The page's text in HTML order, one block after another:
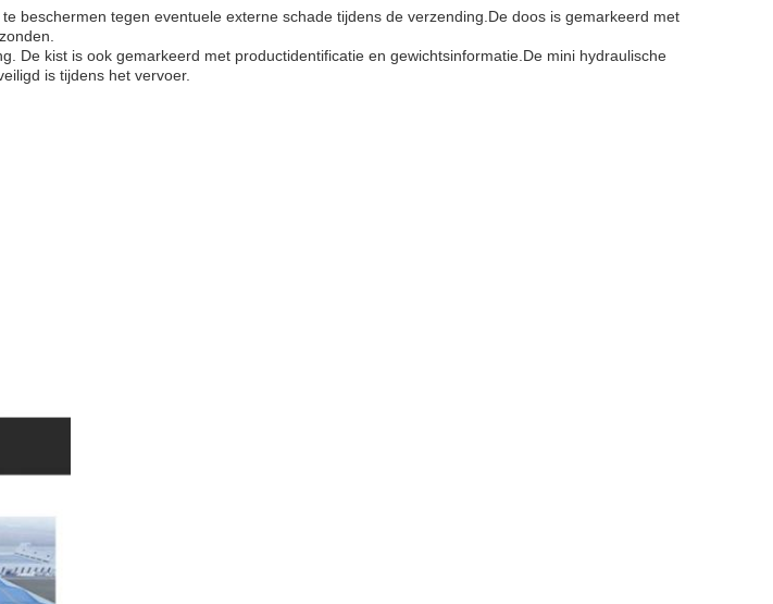
beschermen tegen eventuele externe schade tijdens de verzending.De doos is gemarkeerd met
De kist is ook gemarkeerd met productidentificatie en gewichtsinformatie.De mini hydraulische
is tijdens het vervoer.